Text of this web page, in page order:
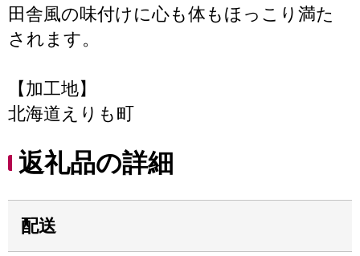
田舎風の味付けに心も体もほっこり満た
されます。
【加工地】
北海道えりも町
返礼品の詳細
配送